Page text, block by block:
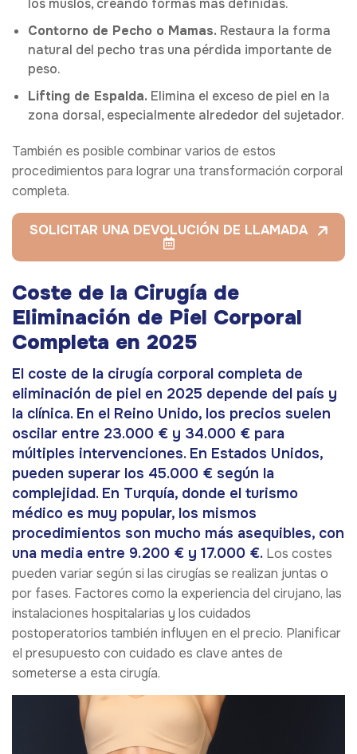
Contorno de Pecho o Mamas. Restaura la forma
natural del pecho tras una pérdida importante de
peso.
Lifting de Espalda. Elimina el exceso de piel en la
zona dorsal, especialmente alrededor del sujetador.
También es posible combinar varios de estos
procedimientos para lograr una transformación corporal
completa.
SOLICITAR UNA DEVOLUCIÓN DE LLAMADA
Coste de la Cirugía de
Eliminación de Piel Corporal
Completa en 2025
El coste de la cirugía corporal completa de
eliminación de piel en 2025 depende del país y
la clínica. En el Reino Unido, los precios suelen
oscilar entre 23.000 € y 34.000 € para
múltiples intervenciones. En Estados Unidos,
pueden superar los 45.000 € según la
complejidad. En Turquía, donde el turismo
médico es muy popular, los mismos
procedimientos son mucho más asequibles, con
una media entre 9.200 € y 17.000 €. Los costes
pueden variar según si las cirugías se realizan juntas o
por fases. Factores como la experiencia del cirujano, las
instalaciones hospitalarias y los cuidados
postoperatorios también influyen en el precio. Planificar
el presupuesto con cuidado es clave antes de
someterse a esta cirugía.